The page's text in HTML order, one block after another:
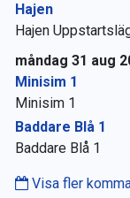
Hajen
Hajen
måndag 31 aug
Minisim 1
Minisim 1
Baddare Blå 1
Baddare Blå 1
Visa fler